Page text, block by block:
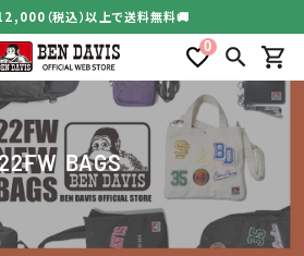
（税込）以上で送料無料🚚
0
検索 カ
コ
レ
22FW BAGS